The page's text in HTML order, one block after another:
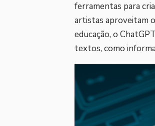
ferramentas para
artistas aproveitam
educação, o
textos, como